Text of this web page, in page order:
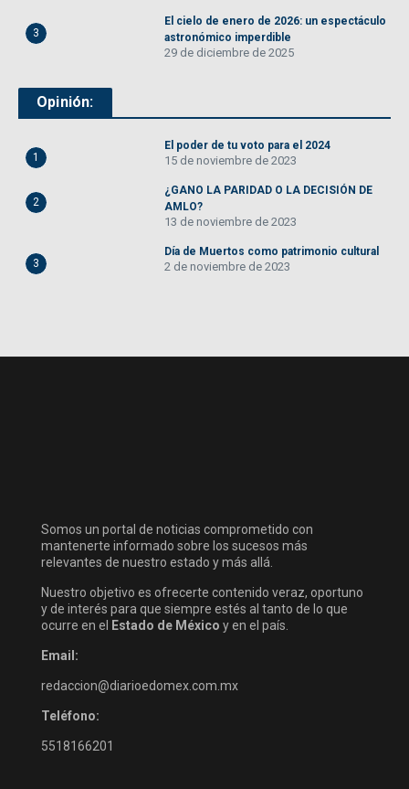
3
El cielo de enero de 2026: un espectáculo
astronómico imperdible
29 de diciembre de 2025
Opinión:
1
El poder de tu voto para el 2024
15 de noviembre de 2023
2
¿GANO LA PARIDAD O LA DECISIÓN DE
AMLO?
13 de noviembre de 2023
3
Día de Muertos como patrimonio cultural
2 de noviembre de 2023
Somos un portal de noticias comprometido con
mantenerte informado sobre los sucesos más
relevantes de nuestro estado y más allá.
Nuestro objetivo es ofrecerte contenido veraz, oportuno
y de interés para que siempre estés al tanto de lo que
ocurre en el
Estado de México y en el país.
Email:
redaccion@diarioedomex.com.mx
Teléfono:
5518166201